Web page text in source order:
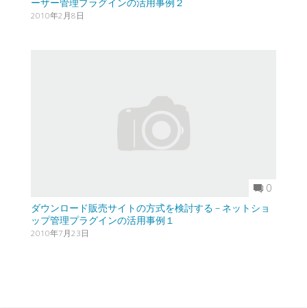
2010年2月8日
0
ダウンロード販売サイトの方式を検討する – ネットショ
ップ管理プラグインの活用事例１
2010年7月23日